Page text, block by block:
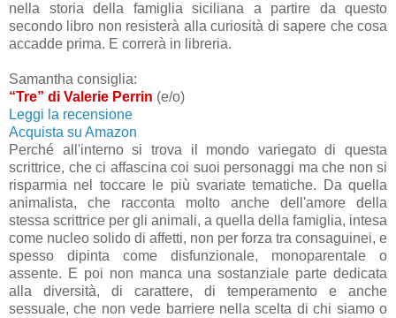
nella storia della famiglia siciliana a partire da questo
secondo libro non resisterà alla curiosità di sapere che cosa
accadde prima. E correrà in libreria.
Samantha consiglia:
“Tre” di Valerie Perrin (e/o)
Leggi la recensione
Acquista su Amazon
Perché all'interno si trova il mondo variegato di questa
scrittrice, che ci affascina coi suoi personaggi ma che non si
risparmia nel toccare le più svariate tematiche. Da quella
animalista, che racconta molto anche dell'amore della
stessa scrittrice per gli animali, a quella della famiglia, intesa
come nucleo solido di affetti, non per forza tra consaguinei, e
spesso dipinta come disfunzionale, monoparentale o
assente. E poi non manca una sostanziale parte dedicata
alla diversità, di carattere, di temperamento e anche
sessuale, che non vede barriere nella scelta di chi siamo o